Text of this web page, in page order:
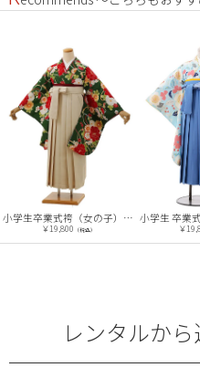
小学生卒業式袴（女の子）レンタルA003 緑地 牡丹×ﾍﾞｰｼﾞｭ袴
￥19,800 （税込） ￥
レンタルか